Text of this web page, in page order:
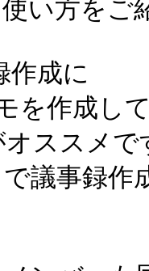
い方をご
成に
を作成し
ススメで
議事録作